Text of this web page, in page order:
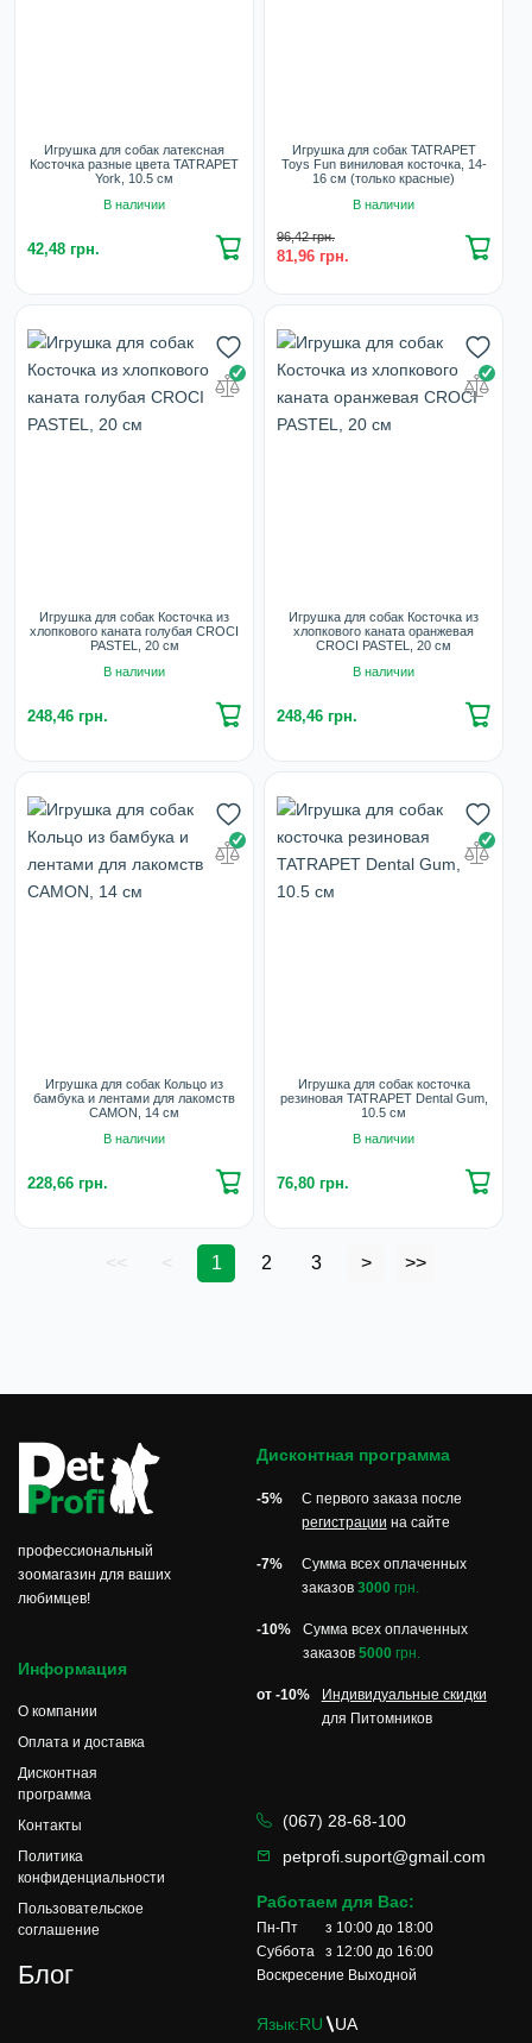
Игрушка для собак латексная
Косточка разные цвета TATRAPET
York, 10.5 см
В наличии
42,48 грн.
Игрушка для собак TATRAPET
Toys Fun виниловая косточка, 14-
16 см (только красные)
В наличии
96,42 грн.
81,96 грн.
Игрушка для собак Косточка из
хлопкового каната голубая CROCI
PASTEL, 20 см
В наличии
248,46 грн.
Игрушка для собак Косточка из
хлопкового каната оранжевая
CROCI PASTEL, 20 см
В наличии
248,46 грн.
Игрушка для собак Кольцо из
бамбука и лентами для лакомств
CAMON, 14 см
В наличии
228,66 грн.
Игрушка для собак косточка
резиновая TATRAPET Dental Gum,
10.5 см
В наличии
76,80 грн.
<< < 1 2 3 > >>
профессиональный
зоомагазин для ваших
любимцев!
Информация
О компании
Оплата и доставка
Дисконтная
программа
Контакты
Политика
конфиденциальности
Пользовательское
соглашение
Блог
(067) 28-68-100
petprofi.suport@gmail.com
Работаем для Вас:
Пн-Пт
з 10:00 до 18:00
Суббота
з 12:00 до 16:00
Воскресение Выходной
Язык:RU UA
Дисконтная программа
-5%
С первого заказа после
регистрации на сайте
-7%
Сумма всех оплаченных
заказов 3000грн.
-10%
Сумма всех оплаченных
заказов 5000грн.
от -10%
Индивидуальные скидки
для Питомников